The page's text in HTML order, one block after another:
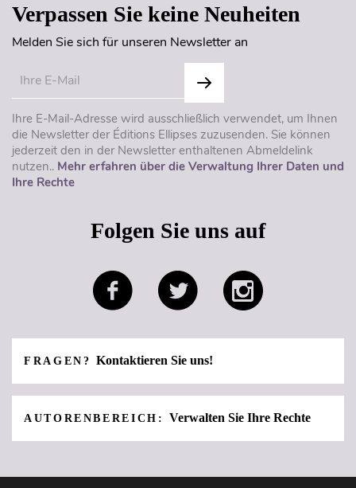
Verpassen Sie keine Neuheiten
Melden Sie sich für unseren Newsletter an
Ihre E-Mail-Adresse wird ausschließlich verwendet, um Ihnen
die Newsletter der Éditions Ellipses zuzusenden. Sie können
jederzeit den in der Newsletter enthaltenen Abmeldelink
nutzen.. Mehr erfahren über die Verwaltung Ihrer Daten und
Ihre Rechte
Folgen Sie uns auf
FRAGEN?Kontaktieren Sie uns!
AUTORENBEREICH:Verwalten Sie Ihre Rechte